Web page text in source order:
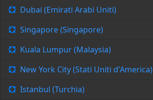
Dubai (Emirati Arabi Uniti)
Singapore (Singapore)
Kuala Lumpur (Malaysia)
New York City (Stati Uniti d'America)
Istanbul (Turchia)